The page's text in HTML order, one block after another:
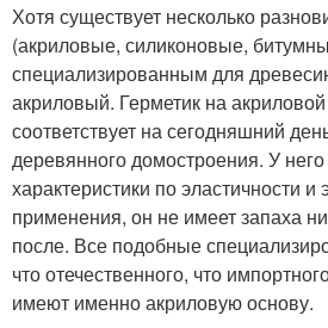
Хотя существует несколько
(акриловые, силиконовые,
специализированным для
акриловый. Герметик на
соответствует на сегодняшний
деревянного домостроения. У
характеристики по эластичности и
применения, он не имеет запаха
после. Все подобные
что отечественного, что
имеют именно акриловую основу.